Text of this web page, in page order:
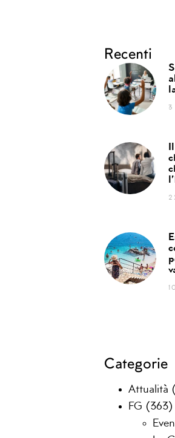
Recenti
3
Categorie
Attualità
FG (363)